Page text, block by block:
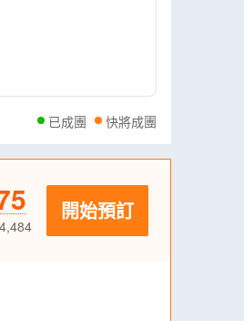
已成團 快將成團
開始預訂